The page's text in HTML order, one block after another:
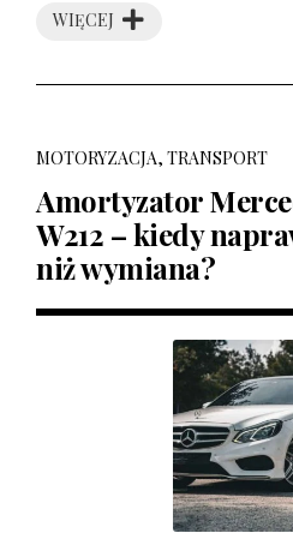
WIĘCEJ
MOTORYZACJA, TRANSPORT
Amortyzator
W212 – kiedy
niż wymiana?